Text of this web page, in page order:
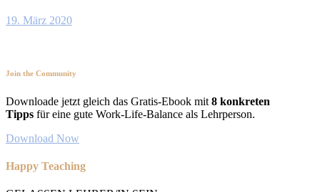
19. März 2020
Join the Community
Downloade jetzt gleich das Gratis-Ebook mit 8 konkreten
Tipps für eine gute Work-Life-Balance als Lehrperson.
Download Now
Happy Teaching